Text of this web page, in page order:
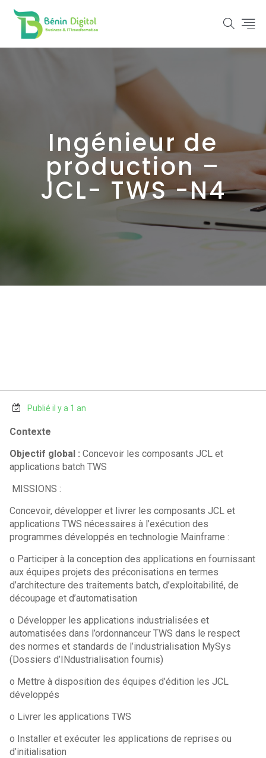
Ingénieur de
production –
JCL- TWS -N4
Publié il y a 1 an
Contexte
Objectif global :Concevoir les composants JCL et
applications batch TWS
MISSIONS :
Concevoir, développer et livrer les composants JCL et
applications TWS nécessaires à l’exécution des
programmes développés en technologie Mainframe :
o Participer à la conception des applications en fournissant
aux équipes projets des préconisations en termes
d’architecture des traitements batch, d’exploitabilité, de
découpage et d’automatisation
o Développer les applications industrialisées et
automatisées dans l’ordonnanceur TWS dans le respect
des normes et standards de l’industrialisation MySys
(Dossiers d’INdustrialisation fournis)
o Mettre à disposition des équipes d’édition les JCL
développés
o Livrer les applications TWS
o Installer et exécuter les applications de reprises ou
d’initialisation